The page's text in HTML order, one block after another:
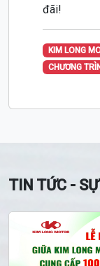
đãi!
KIM LONG
CHƯƠNG
TIN TỨC -